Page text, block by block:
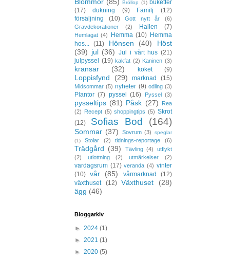
Bröllop (1) buketter
(17)
dukning (9) Familj
(12)
försäljning
(10) Gott nytt år
(6)
Gravdekorationer
(2) Hallen (7)
Hemlagat (4) Hemma (10) Hemma
hos...
(11) Hönsen (40)
Höst
(39) jul (36) Jul i vårt hus (21)
julpyssel
(19) kakfat (2) Kaninen (3)
kransar (32) köket (9)
Loppisfynd (29) marknad (15)
Midsommar (5) nyheter (9) odling (3)
Plantor (7) pyssel (16) Pyssel (3)
pysseltips (81) Påsk (27)
Rea
(2) Recept (5) shoppingtips (5) Skrot
(12)
Sofias Bod (164)
Sommar (37) Sovrum (3)
speglar
(1)
Stolar (2) tidnings-reportage (6)
Trädgård (39) Tävling (4)
utflykt
(2)
utlottning (2) utmärkelser (2)
vardagsrum (17) veranda (4) vinter
(10) vår (85) vårmarknad
(12)
växthuset
(12) Växthuset
(28)
ägg (46)
Bloggarkiv
► 2024 (1)
► 2021 (1)
► 2020 (5)